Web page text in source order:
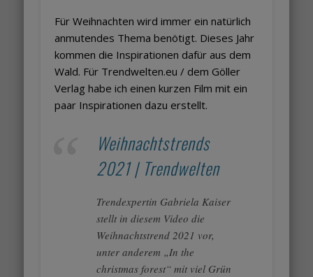
Für Weihnachten wird immer ein natürlich
anmutendes Thema benötigt. Dieses Jahr
kommen die Inspirationen dafür aus dem
Wald. Für Trendwelten.eu / dem Göller
Verlag habe ich einen kurzen Film mit ein
paar Inspirationen dazu erstellt.
Weihnachtstrends
2021 | Trendwelten
Trendexpertin Gabriela Kaiser
stellt in diesem Video die
Weihnachtstrend 2021 vor,
unter anderem „In the
christmas forest“ mit viel Grün